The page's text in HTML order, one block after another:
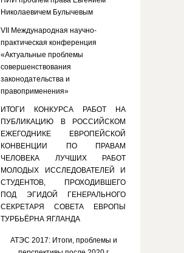
Николаевичем Булычевым
VII Международная научно-
практическая конференция
«Актуальные проблемы
совершенствования
законодательства и
правоприменения»
ИТОГИ КОНКУРСА РАБОТ НА
ПУБЛИКАЦИЮ В РОССИЙСКОМ
ЕЖЕГОДНИКЕ ЕВРОПЕЙСКОЙ
КОНВЕНЦИИ ПО ПРАВАМ
ЧЕЛОВЕКА ЛУЧШИХ РАБОТ
МОЛОДЫХ ИССЛЕДОВАТЕЛЕЙ И
СТУДЕНТОВ, ПРОХОДИВШЕГО
ПОД ЭГИДОЙ ГЕНЕРАЛЬНОГО
СЕКРЕТАРЯ СОВЕТА ЕВРОПЫ
ТУРБЬЁРНА ЯГЛАНДА
АТЭС 2017: Итоги, проблемы и